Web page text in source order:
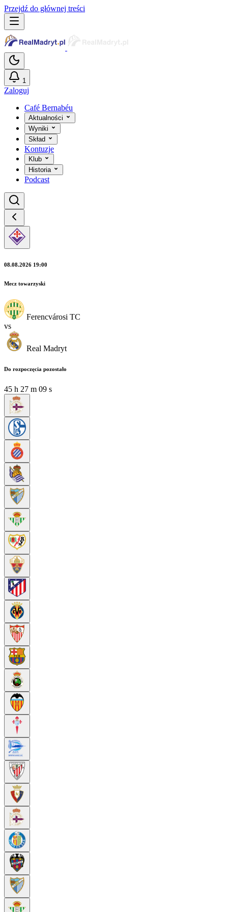
Przejdź do głównej treści
1
Zaloguj
Café Bernabéu
Aktualności
Wyniki
Skład
Kontuzje
Klub
Historia
Podcast
08.08.2026 19:00
Mecz towarzyski
Ferencvárosi TC
vs
Real Madryt
Do rozpoczęcia pozostało
45 h 27 m 07 s